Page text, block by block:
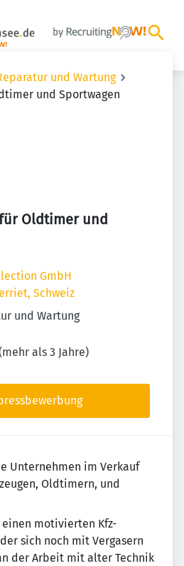
und Wartung
und Sportwagen
Oldtimer und
GmbH
Schweiz
und Wartung
als 3 Jahre)
Unternehmen im Verkauf
Oldtimern, und
motivierten Kfz-
sich noch mit Vergasern
der Arbeit mit alter Technik